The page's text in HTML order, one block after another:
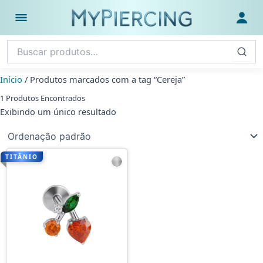
Abrir menu
para
o
conteúdo
Início / Produtos marcados com a tag “Cereja”
1 Produtos Encontrados
Exibindo um único resultado
TITÂNIO